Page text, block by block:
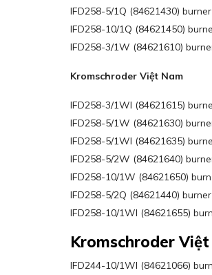
IFD258-5/1Q (84621430)
IFD258-10/1Q (84621450)
IFD258-3/1W (84621610)
Kromschroder Việt Nam
IFD258-3/1WI (84621615)
IFD258-5/1W (84621630)
IFD258-5/1WI (84621635)
IFD258-5/2W (84621640)
IFD258-10/1W (84621650)
IFD258-5/2Q (84621440)
IFD258-10/1WI (84621655)
Kromschroder
IFD244-10/1WI (84621066)